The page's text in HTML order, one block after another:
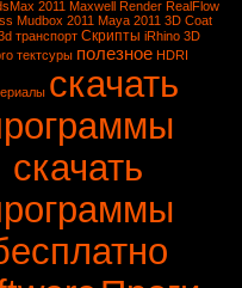
2011 Maxwell Render RealFlow
Mudbox 2011 Maya 2011 3D Coat
транспорт Скрипты iRhino 3D
тектсуры полезное HDRI
скачать
скачать